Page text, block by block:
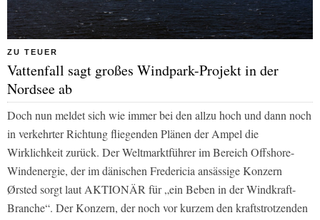
ZU TEUER
Vattenfall sagt großes Windpark-Projekt in der
Nordsee ab
Doch nun meldet sich wie immer bei den allzu hoch und dann noch
in verkehrter Richtung fliegenden Plänen der Ampel die
Wirklichkeit zurück. Der Weltmarktführer im Bereich Offshore-
Windenergie, der im dänischen Fredericia ansässige Konzern
Ørsted sorgt laut AKTIONÄR für „ein Beben in der Windkraft-
Branche“. Der Konzern, der noch vor kurzem den kraftstrotzenden